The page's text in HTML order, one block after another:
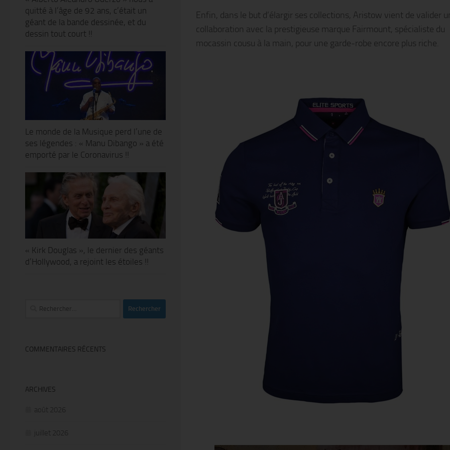
Enfin, dans le but d’élargir ses collections, Aristow vient de valider
collaboration avec la prestigieuse marque Fairmount, spécialiste du
mocassin cousu à la main, pour une garde-robe encore plus riche.
quitté à l’âge de 92 ans, c’était un
géant de la bande dessinée, et du
dessin tout court !!
Le monde de la Musique perd l’une de
ses légendes : « Manu Dibango » a été
emporté par le Coronavirus !!
« Kirk Douglas », le dernier des géants
d’Hollywood, a rejoint les étoiles !!
Rechercher :
COMMENTAIRES RÉCENTS
ARCHIVES
août 2026
juillet 2026